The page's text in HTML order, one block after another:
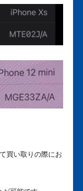
買い取りの際にお